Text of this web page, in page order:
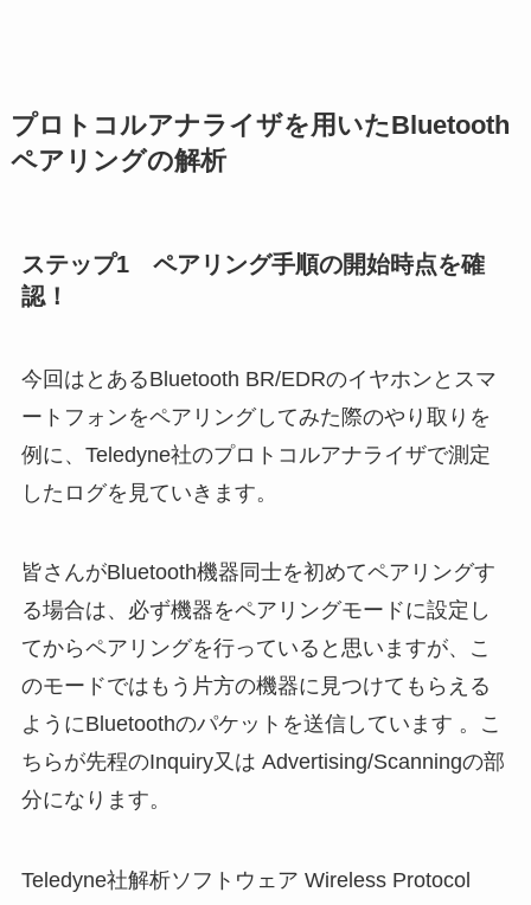
プロトコルアナライザを用いたBluetooth
ペアリングの解析
ステップ1 ペアリング手順の開始時点を確
認！
今回はとあるBluetooth BR/EDRのイヤホンとスマ
ートフォンをペアリングしてみた際のやり取りを
例に、Teledyne社のプロトコルアナライザで測定
したログを見ていきます。
皆さんがBluetooth機器同士を初めてペアリングす
る場合は、必ず機器をペアリングモードに設定し
てからペアリングを行っていると思いますが、こ
のモードではもう片方の機器に見つけてもらえる
ようにBluetoothのパケットを送信しています 。こ
ちらが先程のInquiry又は Advertising/Scanningの部
分になります。
Teledyne社解析ソフトウェア Wireless Protocol